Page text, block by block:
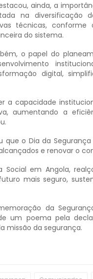
ainda, a
na diversificação
técnicas,
do sistema.
o papel do
digital,
a capacidade
aumentando a
que o Dia da
e renovar o
Social em Angola,
mais seguro,
da
um poema pela
missão da segurança.